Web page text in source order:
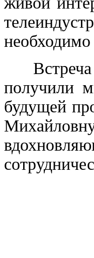
необходимо
Встреча
получили
будущей